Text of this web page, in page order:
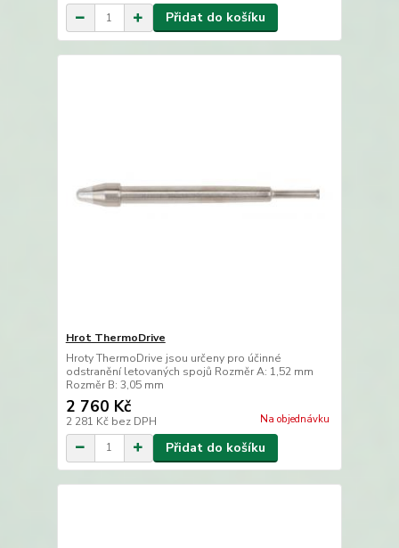
Přidat do košíku
Hrot ThermoDrive
Hroty ThermoDrive jsou určeny pro účinné
odstranění letovaných spojů Rozměr A: 1,52 mm
Rozměr B: 3,05 mm
2 760 Kč
2 281 Kč bez DPH Na objednávku
Přidat do košíku